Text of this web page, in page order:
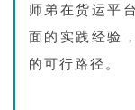
师弟在货运平
面的实践经验
的可行路径。